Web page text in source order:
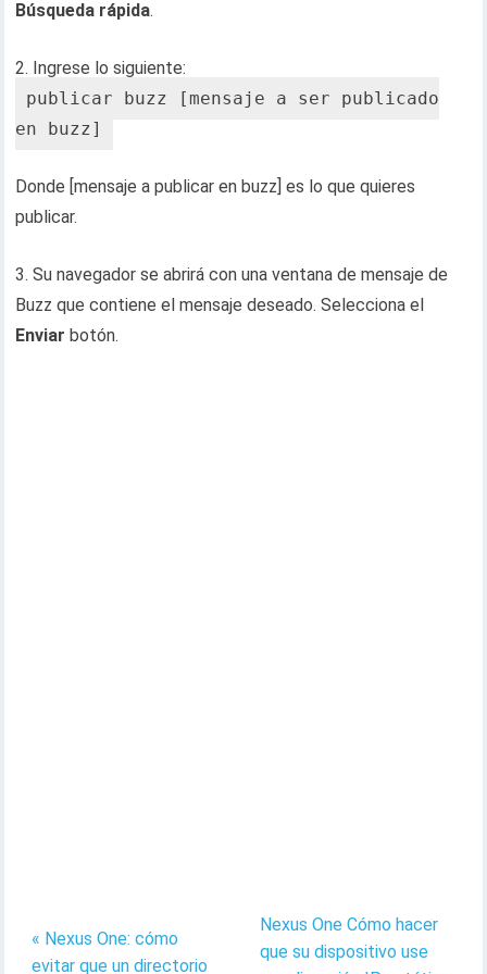
Búsqueda rápida.
2. Ingrese lo siguiente:
publicar buzz [mensaje a ser publicado
en buzz]
Donde [mensaje a publicar en buzz] es lo que quieres
publicar.
3. Su navegador se abrirá con una ventana de mensaje de
Buzz que contiene el mensaje deseado. Selecciona el
Enviar botón.
« Nexus One: cómo
evitar que un directorio
Nexus One Cómo hacer
que su dispositivo use